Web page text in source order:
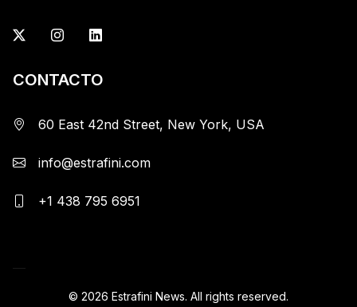
CONTACTO
60 East 42nd Street, New York, USA
info@estrafini.com
+1 438 795 6951
© 2026 Estrafini News. All rights reserved.